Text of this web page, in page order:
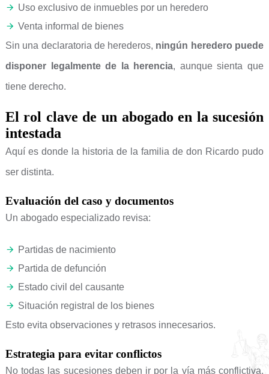
Uso exclusivo de inmuebles por un heredero
Venta informal de bienes
Sin una declaratoria de herederos, ningún heredero puede
disponer legalmente de la herencia, aunque sienta que
tiene derecho.
El rol clave de un abogado en la sucesión
intestada
Aquí es donde la historia de la familia de don Ricardo pudo
ser distinta.
Evaluación del caso y documentos
Un abogado especializado revisa:
Partidas de nacimiento
Partida de defunción
Estado civil del causante
Situación registral de los bienes
Esto evita observaciones y retrasos innecesarios.
Estrategia para evitar conflictos
No todas las sucesiones deben ir por la vía más conflictiva.